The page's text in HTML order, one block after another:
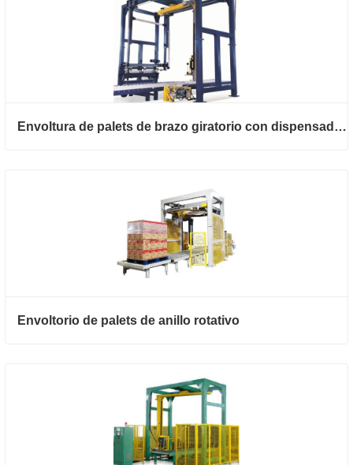
Envoltura de palets de brazo giratorio con dispensador de hoja superior
Envoltorio de palets de anillo rotativo